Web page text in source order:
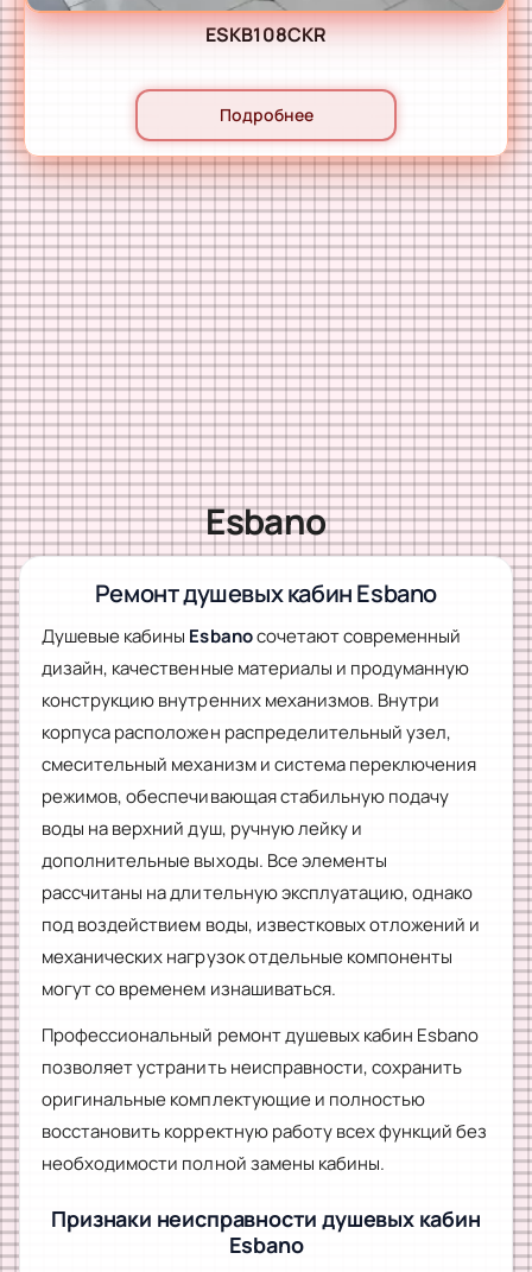
ESKB108CKR
Подробнее
Esbano
Ремонт душевых кабин Esbano
Душевые кабины Esbanoсочетают современный
дизайн, качественные материалы и продуманную
конструкцию внутренних механизмов. Внутри
корпуса расположен распределительный узел,
смесительный механизм и система переключения
режимов, обеспечивающая стабильную подачу
воды на верхний душ, ручную лейку и
дополнительные выходы. Все элементы
рассчитаны на длительную эксплуатацию, однако
под воздействием воды, известковых отложений и
механических нагрузок отдельные компоненты
могут со временем изнашиваться.
Профессиональный ремонт душевых кабин Esbano
позволяет устранить неисправности, сохранить
оригинальные комплектующие и полностью
восстановить корректную работу всех функций без
необходимости полной замены кабины.
Признаки неисправности душевых кабин
Esbano